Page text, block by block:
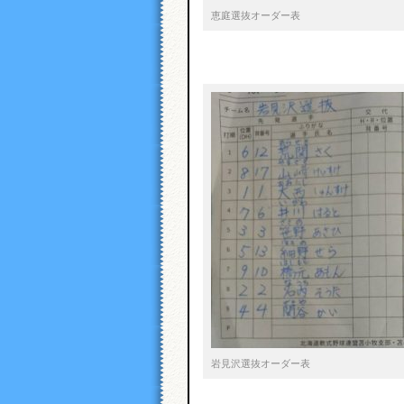
恵庭選抜オーダー表
岩見沢選抜オーダー表